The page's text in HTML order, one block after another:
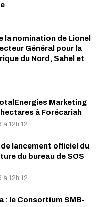
la nomination de Lionel
Général pour la
du Nord, Sahel et
Marketing
à Forécariah
à 12h:12
lancement officiel du
du bureau de SOS
à 12h:12
: le Consortium SMB-